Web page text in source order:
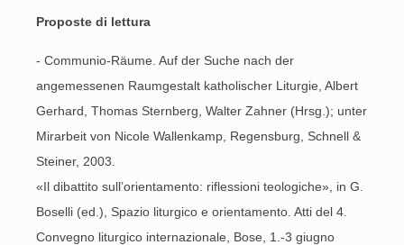
Proposte di lettura
- Communio-Räume. Auf der Suche nach der
angemessenen Raumgestalt katholischer Liturgie, Albert
Gerhard, Thomas Sternberg, Walter Zahner (Hrsg.); unter
Mirarbeit von Nicole Wallenkamp, Regensburg, Schnell &
Steiner, 2003.
«Il dibattito sull’orientamento: riflessioni teologiche», in G.
Boselli (ed.), Spazio liturgico e orientamento. Atti del 4.
Convegno liturgico internazionale, Bose, 1.-3 giugno